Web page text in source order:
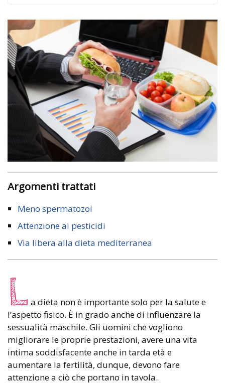
Argomenti trattati
Meno spermatozoi
Attenzione ai pesticidi
Via libera alla dieta mediterranea
L a dieta non è importante solo per la salute e
l’aspetto fisico. È in grado anche di influenzare la
sessualità maschile. Gli uomini che vogliono
migliorare le proprie prestazioni, avere una vita
intima soddisfacente anche in tarda età e
aumentare la fertilità, dunque, devono fare
attenzione a ciò che portano in tavola.